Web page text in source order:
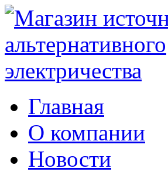
Главная
О компании
Новости